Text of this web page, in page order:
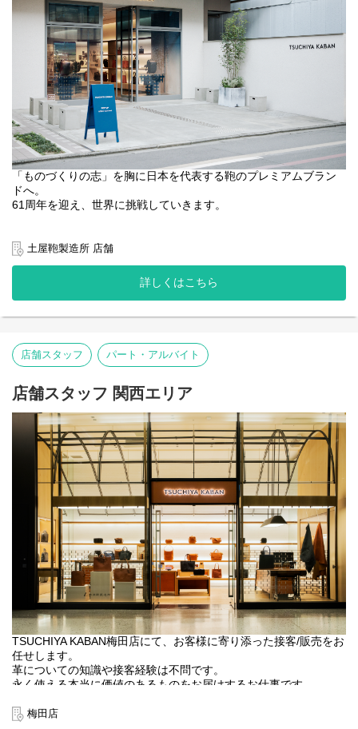
【土屋鞄の特徴】
当社はセールを行いません。長く愛していただける製品だからこ
そ、1年を通して適正な価値でお届けしています。
また自社で一貫して製造～販売まで行うSPA企業のため、その価値
（価格）を自分たちで設定できるのも強みです。
本当に価値のある製品に、店舗での忘れられない体験を通してさ
らなる付加価値を生み出し、お客さまへお届けしています。
KABAN店舗では顧客様の愛用品をメンテナンスするなどお客様と
の長いお付き合いも醍醐味です。
【勤務地について】
初期配属は関西エリアですが、全国31店舗（ランドセル専門店、
革鞄/小物専門店、複合店）へ異動の可能性があります。
※地域限定正社員をご希望の場合は応募時にその旨記載くださ
い。
「ものづくりの志」を胸に日本を代表する鞄のプレミアムブラン
ドへ。
61周年を迎え、世界に挑戦していきます。
最大化を図りながらお客様に寄り添ったサービス提供をお任せし
ます。ただ「鞄」を売るのではなく、誰かの人生にそっと寄り添
う存在をお選びいただく、お手伝いをする。さまざまな価値観を
持つ方へ、土屋鞄のこだわりを伝えていく仕事です。
【配属ブランド】
『土屋鞄のランドセル』https://tsuchiya-randoseru.jp/
『grirose』 https://grirose.jp/
【業務内容】
●接客・販売 ・製品メンテナンス
●店内ディスプレイ/VMD業務
●在庫管理
●その他店舗運営関連業務全般
【キャリアパス（一例）】
●マネジメント： 店長やSV（複数店舗の統括）として店舗のマネ
ジメントに関わるキャリア
●スペシャリスト： 接客のスペシャリストとして人材育成などを
担うキャリア
●店舗でのご経験を活かして企画やVMDなど他部門へのキャリアチ
ェンジ（異動実績あり）
【土屋鞄の特徴】
当社はセールを行いません。長く愛していただける製品だからこ
そ、1年を通して適正な価値でお届けしています。 また自社で一貫
して製造～販売まで行うSPA企業のため、その価値を自分たちで設
定できるのも強みです。今後は世界に広がるプレミアムブランド
として、日本のものづくりを伝えるべく海外展開を行っていきま
す。
【勤務地について】
土屋鞄製造所 店舗
詳しくはこちら
店舗スタッフ パート・アルバイト
店舗スタッフ 関西エリア
TSUCHIYA KABAN梅田店にて、お客様に寄り添った接客/販売をお
任せします。
革についての知識や接客経験は不問です。
永く使える本当に価値のあるものをお届けするお仕事です。
【業務内容】
梅田店